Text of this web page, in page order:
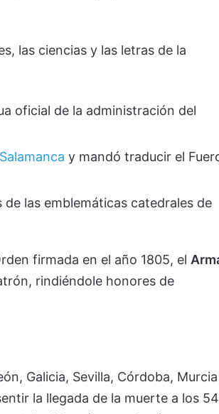
las ciencias y las letras de la
oficial de la administración del
y mandó traducir el
las emblemáticas catedrales de
firmada en el año 1805, el
rindiéndole honores de
Galicia, Sevilla, Córdoba, Murcia
la llegada de la muerte a los 54